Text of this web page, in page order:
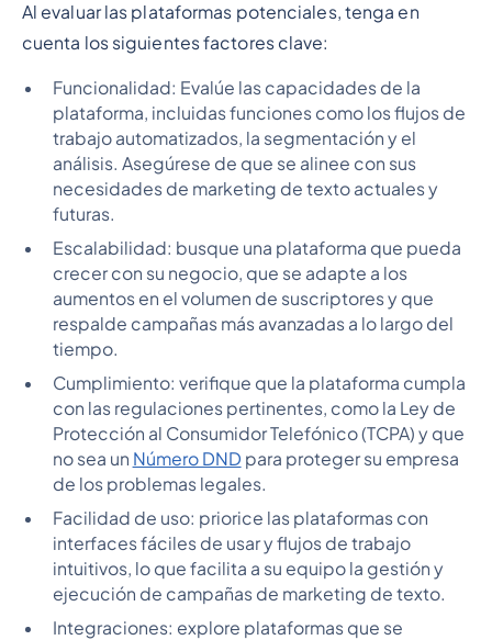
Al evaluar las plataformas potenciales, tenga en
cuenta los siguientes factores clave:
Funcionalidad: Evalúe las capacidades de la
plataforma, incluidas funciones como los flujos de
trabajo automatizados, la segmentación y el
análisis. Asegúrese de que se alinee con sus
necesidades de marketing de texto actuales y
futuras.
Escalabilidad: busque una plataforma que pueda
crecer con su negocio, que se adapte a los
aumentos en el volumen de suscriptores y que
respalde campañas más avanzadas a lo largo del
tiempo.
Cumplimiento: verifique que la plataforma cumpla
con las regulaciones pertinentes, como la Ley de
Protección al Consumidor Telefónico (TCPA) y que
no sea un Número DND para proteger su empresa
de los problemas legales.
Facilidad de uso: priorice las plataformas con
interfaces fáciles de usar y flujos de trabajo
intuitivos, lo que facilita a su equipo la gestión y
ejecución de campañas de marketing de texto.
Integraciones: explore plataformas que se